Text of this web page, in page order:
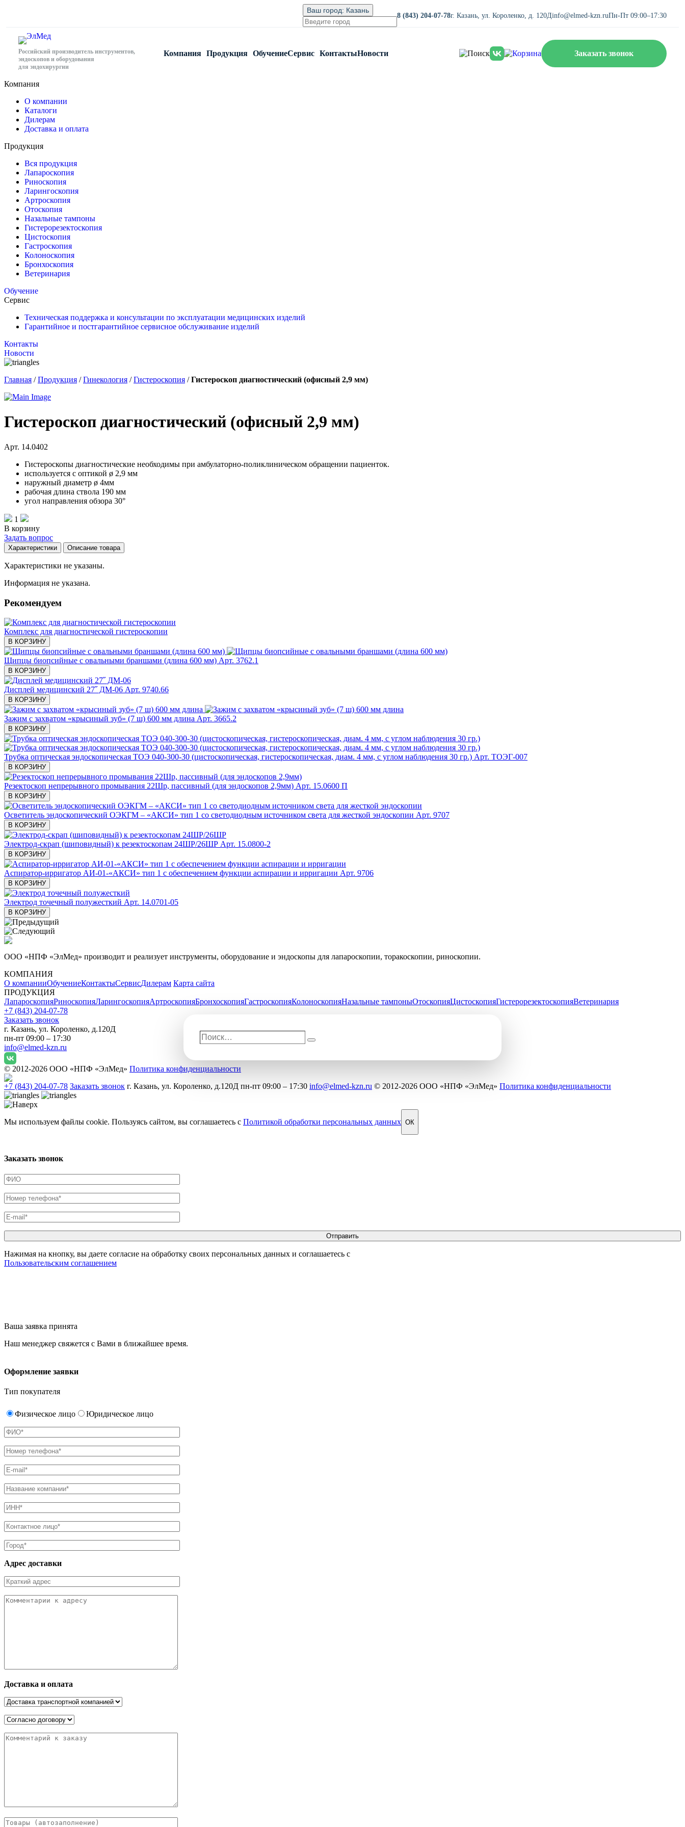
Ваш город: Казань
8 (843) 204-07-78г. Казань, ул. Короленко, д. 120Дinfo@elmed-kzn.ruПн-Пт 09:00–17:30
Российский производитель инструментов,
эндоскопов и оборудования
для эндохирургии
Компания Продукция ОбучениеСервис КонтактыНовости Заказать звонок
Компания
О компании
Каталоги
Дилерам
Доставка и оплата
Продукция
Вся продукция
Лапароскопия
Риноскопия
Ларингоскопия
Артроскопия
Отоскопия
Назальные тампоны
Гистерорезектоскопия
Цистоскопия
Гастроскопия
Колоноскопия
Бронхоскопия
Ветеринария
Обучение
Сервис
Техническая поддержка и консультации по эксплуатации медицинских изделий
Гарантийное и постгарантийное сервисное обслуживание изделий
Контакты
Новости
Главная /Продукция /Гинекология /Гистероскопия /Гистероскоп диагностический (офисный 2,9 мм)
Гистероскоп диагностический (офисный 2,9 мм)
Арт. 14.0402
Гистероскопы диагностические необходимы при амбулаторно-поликлиническом обращении пациенток.
используется с оптикой ø 2,9 мм
наружный диаметр ø 4мм
рабочая длина ствола 190 мм
угол направления обзора 30°
1
В корзину
Задать вопрос
Характеристики Описание товара
Характеристики не указаны.
Информация не указана.
Рекомендуем
Комплекс для диагностической гистероскопии
В КОРЗИНУ
Щипцы биопсийные с овальными браншами (длина 600 мм) Арт. 3762.1
В КОРЗИНУ
Дисплей медицинский 27˝ ДМ-06 Арт. 9740.66
В КОРЗИНУ
Зажим с захватом «крысиный зуб» (7 ш) 600 мм длина Арт. 3665.2
В КОРЗИНУ
Трубка оптическая эндоскопическая ТОЭ 040-300-30 (цистоскопическая, гистероскопическая, диам. 4 мм, с углом наблюдения 30 гр.) Арт. ТОЭГ-007
В КОРЗИНУ
Резектоскоп непрерывного промывания 22Шр, пассивный (для эндоскопов 2,9мм) Арт. 15.0600 П
В КОРЗИНУ
Осветитель эндоскопический ОЭКГМ – «АКСИ» тип 1 со светодиодным источником света для жесткой эндоскопии Арт. 9707
В КОРЗИНУ
Электрод-скрап (шиповидный) к резектоскопам 24ШР/26ШР Арт. 15.0800-2
В КОРЗИНУ
Аспиратор-ирригатор АИ-01-«АКСИ» тип 1 с обеспечением функции аспирации и ирригации Арт. 9706
В КОРЗИНУ
Электрод точечный полужесткий Арт. 14.0701-05
В КОРЗИНУ
ООО «НПФ «ЭлМед» производит и реализует инструменты, оборудование и эндоскопы для лапароскопии, торакоскопии, риноскопии.
КОМПАНИЯ
О компанииОбучениеКонтактыСервисДилерам Карта сайта
ПРОДУКЦИЯ
ЛапароскопияРиноскопияЛарингоскопияАртроскопияБронхоскопияГастроскопияКолоноскопияНазальные тампоныОтоскопияЦистоскопияГистерорезектоскопияВетеринария
+7 (843) 204-07-78
Заказать звонок
г. Казань, ул. Короленко, д.120Д
пн-пт 09:00 – 17:30
info@elmed-kzn.ru
© 2012-2026 ООО «НПФ «ЭлМед» Политика конфиденциальности
+7 (843) 204-07-78 Заказать звонок г. Казань, ул. Короленко, д.120Д пн-пт 09:00 – 17:30 info@elmed-kzn.ru © 2012-2026 ООО «НПФ «ЭлМед» Политика конфиденциальности
Мы используем файлы cookie. Пользуясь сайтом, вы соглашаетесь с Политикой обработки персональных данных ОК
Заказать звонок
Нажимая на кнопку, вы даете согласие на обработку своих персональных данных и соглашаетесь с
Пользовательским соглашением
Ваша заявка принята
Наш менеджер свяжется с Вами в ближайшее время.
Оформление заявки
Тип покупателя
Физическое лицо Юридическое лицо
Адрес доставки
Доставка и оплата
Поиск…
Поиск